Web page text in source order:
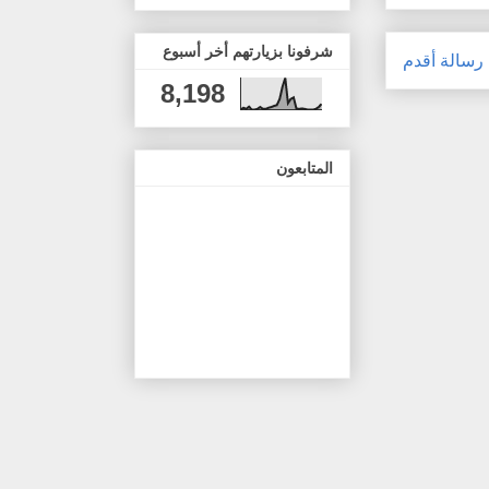
رسالة أقدم شرفونا بزيارتهم أخر أسبوع
8,198
المتابعون